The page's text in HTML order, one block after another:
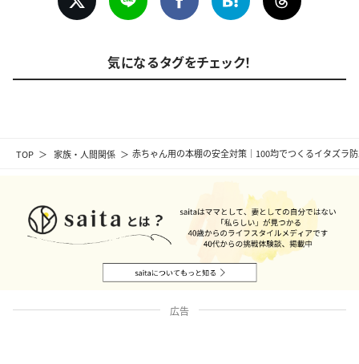
TOP 家族・人間関係 赤ちゃん用の本棚の安全対策｜100均でつくるイタズラ
気になるタグをチェック！
広告